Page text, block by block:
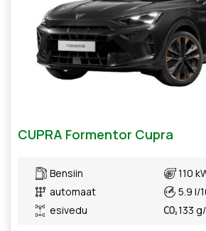
CUPRA Formentor Cupra
Bensiin
automaat
esivedu
110
5.9 l/
133